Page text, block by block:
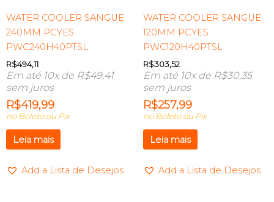
WATER COOLER SANGUE
240MM PCYES
PWC240H40PTSL
R$494,11
Em até 10x de R$49,41
sem juros
R$419,99
no Boleto ou Pix
Leia mais
Add a Lista de Desejos
WATER COOLER SANGUE
120MM PCYES
PWC120H40PTSL
R$303,52
Em até 10x de R$30,35
sem juros
R$257,99
no Boleto ou Pix
Leia mais
Add a Lista de Desejos